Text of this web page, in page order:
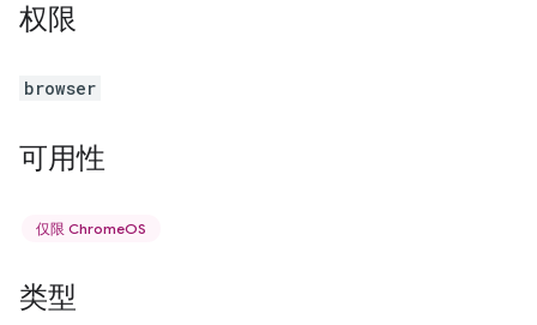
权限
browser
可用性
仅限 ChromeOS
类型